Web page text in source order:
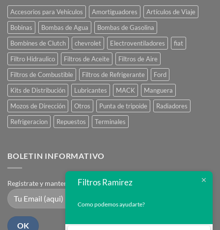
Accesorios para Vehículos Amortiguadores
Artículos de Viaje
Bobinas
Bombas de Agua
Bombas de Gasolina
Bombines de Clutch
chevrolet Electroventiladores
fiat
Filtro Hidraulico
Filtros de Aceite
Filtros de Aire
Filtros de Combustible
Filtros de Refrigerante
Ford
Kits de Distribución
Lubricantes MACK
Manguera
Mozos de Dirección
Otros Punta de tripoide
Radiadores
Refrigeracion
Repuestos Terminales
BOLETIN INFORMATIVO
Registrate y mantente en contacto
Filtros Ramirez
Como podemos ayudarte?